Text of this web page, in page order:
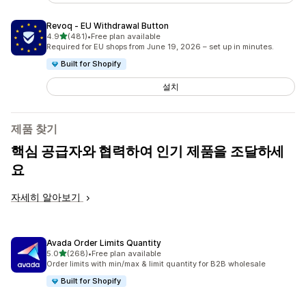
Revoq ‑ EU Withdrawal Button
4.9별 5개 중
(481)
총 리뷰 481개
•Free plan available
Required for EU shops from June 19, 2026 – set up in minutes.
Built for Shopify
설치
제품 찾기
핵심 공급자와 협력하여 인기 제품을 조달하세
요
자세히 알아보기
Avada Order Limits Quantity
5.0별 5개 중
(268)
총 리뷰 268개
•Free plan available
Order limits with min/max & limit quantity for B2B wholesale
Built for Shopify